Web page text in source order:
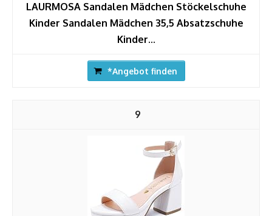
LAURMOSA Sandalen Mädchen Stöckelschuhe
Kinder Sandalen Mädchen 35,5 Absatzschuhe
Kinder...
*Angebot finden
9